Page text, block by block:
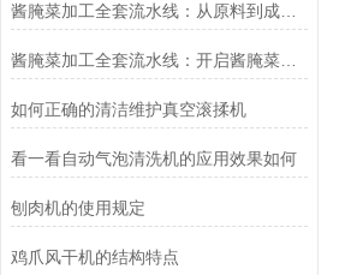
酱腌菜加工全套流水线：从原料到成品的全流程管理
如何正确的清洁维护真空滚揉机
看一看自动气泡清洗机的应用效果如何
刨肉机的使用规定
鸡爪风干机的结构特点